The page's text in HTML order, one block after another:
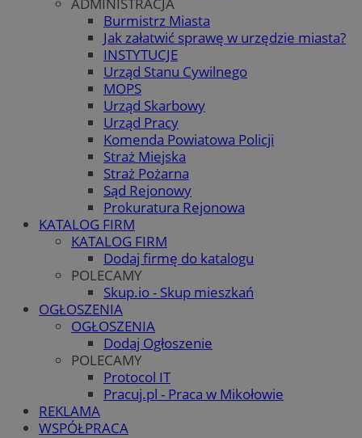
Burmistrz Miasta
Jak załatwić sprawę w urzędzie miasta?
INSTYTUCJE
Urząd Stanu Cywilnego
MOPS
Urząd Skarbowy
Urząd Pracy
Komenda Powiatowa Policji
Straż Miejska
Straż Pożarna
Sąd Rejonowy
Prokuratura Rejonowa
KATALOG FIRM
KATALOG FIRM
Dodaj firmę do katalogu
POLECAMY
Skup.io - Skup mieszkań
OGŁOSZENIA
OGŁOSZENIA
Dodaj Ogłoszenie
POLECAMY
Protocol IT
Pracuj.pl - Praca w Mikołowie
REKLAMA
WSPÓŁPRACA